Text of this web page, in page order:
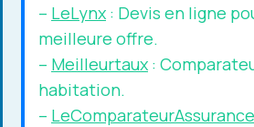
– LeLynx : Devis en ligne
meilleure offre.
– Meilleurtaux :
habitation.
– LeComparateurAssurance